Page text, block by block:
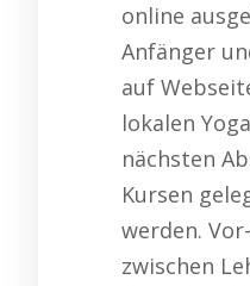
online
Anfänger
auf
lokalen
nächsten
Kursen
werden.
zwischen